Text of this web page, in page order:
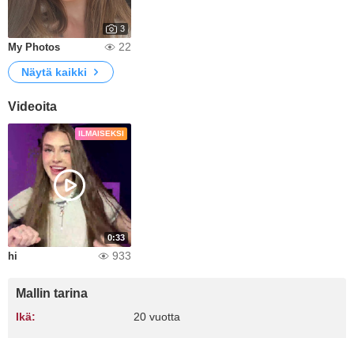
3
My Photos
22
Näytä kaikki
Videoita
ILMAISEKSI
0:33
hi 933
Mallin tarina
Ikä: 20 vuotta